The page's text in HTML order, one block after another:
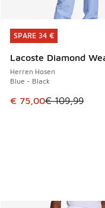
SPARE 34 €
Lacoste Diamond
Herren Hosen
Blue - Black
Dieser Artikel ist im
€ 75,00€ 109,99
SPARE 34 €